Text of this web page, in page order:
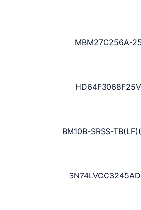
MBM27C256A-25
HD64F3068F25V
BM10B-SRSS-